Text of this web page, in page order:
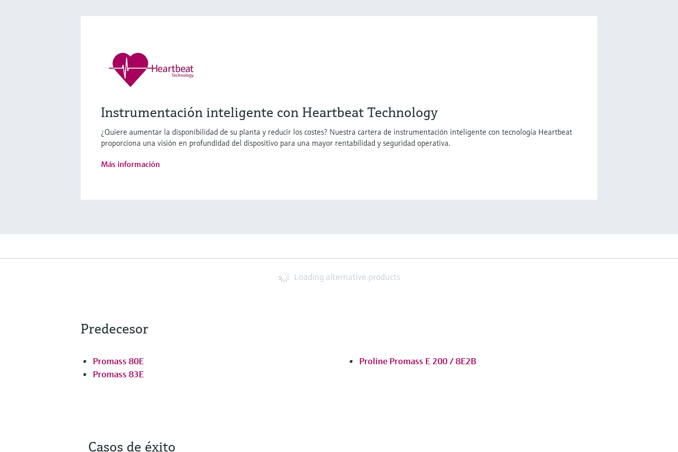
Instrumentación inteligente con Heartbeat Technology
¿Quiere aumentar la disponibilidad de su planta y reducir los costes? Nuestra cartera de instrumentación inteligente con tecnología Heartbeat
proporciona una visión en profundidad del dispositivo para una mayor rentabilidad y seguridad operativa.
Más información
Loading alternative products
Predecesor
Promass 80E
Promass 83E
Proline Promass E 200 / 8E2B
Casos de éxito